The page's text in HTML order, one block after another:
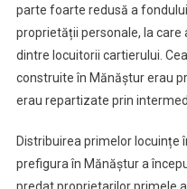
parte foarte redusă a
proprietății personale, la
dintre locuitorii cartierului.
construite în Mănăștur erau
erau repartizate prin
Distribuirea primelor locuințe
prefigura în Mănăștur a